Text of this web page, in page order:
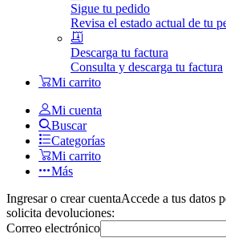
Sigue tu pedido
Revisa el estado actual de tu
Descarga tu factura
Consulta y descarga tu factura
Mi carrito
Mi cuenta
Buscar
Categorías
Mi carrito
Más
Ingresar o crear cuentaAccede a tus datos
solicita devoluciones:
Correo electrónico